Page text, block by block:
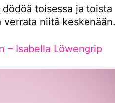
toisessa ja toista
niitä keskenään.
– Isabella Löwengrip